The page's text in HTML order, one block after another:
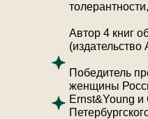
Автор 4 книг
(издательство
Победитель
женщины
Ernst&Young и